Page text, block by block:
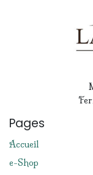
Pages
Accueil
e-Shop